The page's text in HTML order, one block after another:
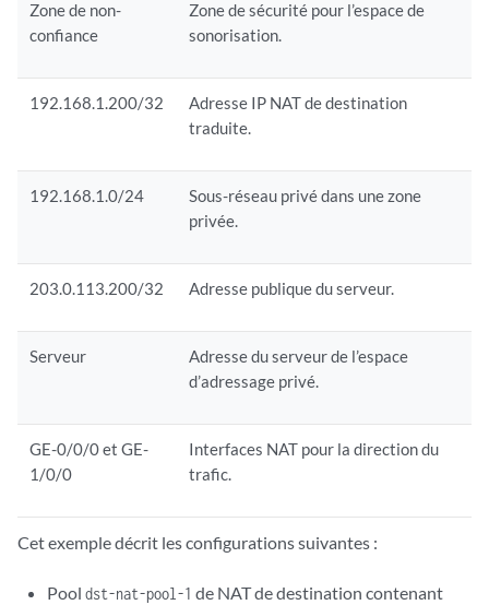
Zone de non-
confiance
Zone de sécurité pour l’espace de
sonorisation.
192.168.1.200/32
Adresse IP NAT de destination
traduite.
192.168.1.0/24
Sous-réseau privé dans une zone
privée.
203.0.113.200/32 Adresse publique du serveur.
Serveur
Adresse du serveur de l’espace
d’adressage privé.
GE-0/0/0 et GE-
1/0/0
Interfaces NAT pour la direction du
trafic.
Cet exemple décrit les configurations suivantes :
Pooldst-nat-pool-1 de NAT de destination contenant